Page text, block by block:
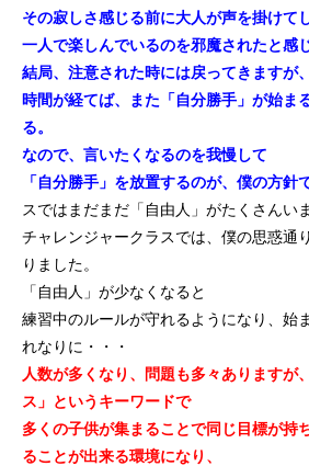
その寂しさ感じる前に大人が声を掛けて
一人で楽しんでいるのを邪魔されたと感
結局、注意された時には戻ってきますが、
時間が経てば、また「自分勝手」が始ま
る。
なので、言いたくなるのを我慢して
「自分勝手」を放置するのが、僕の方針
スではまだまだ「自由人」がたくさんい
チャレンジャークラスでは、僕の思惑通
りました。
「自由人」が少なくなると
練習中のルールが守れるようになり、始
れなりに・・・
人数が多くなり、問題も多々ありますが
ス」というキーワードで
多くの子供が集まることで同じ目標が持
ることが出来る環境になり、